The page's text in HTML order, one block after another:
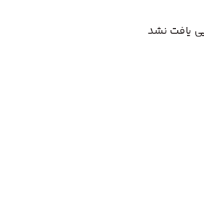
یافت نشد